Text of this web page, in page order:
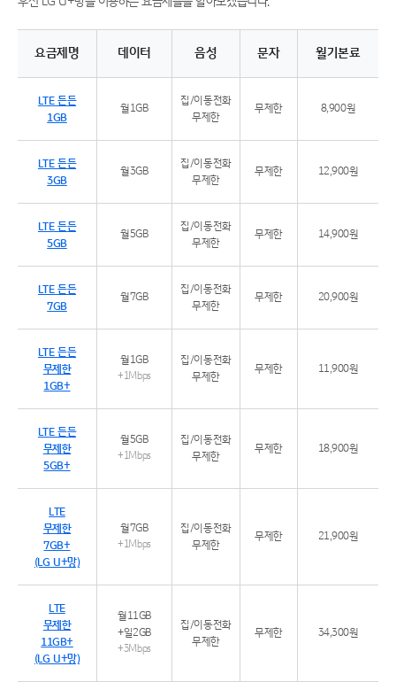
요금제명 데이터 음성 문자 월기본료
LTE 든든
1GB
월1GB
집/이동전화
무제한
무제한 8,900원
LTE 든든
3GB
월3GB
집/이동전화
무제한
무제한 12,900원
LTE 든든
5GB
월5GB
집/이동전화
무제한
무제한 14,900원
LTE 든든
7GB
월7GB
집/이동전화
무제한
무제한 20,900원
LTE 든든
무제한
1GB+
월1GB
+1Mbps
집/이동전화
무제한
무제한 11,900원
LTE 든든
무제한
5GB+
월5GB
+1Mbps
집/이동전화
무제한
무제한 18,900원
LTE
무제한
7GB+
(LG U+망)
월7GB
+1Mbps
집/이동전화
무제한
무제한 21,900원
LTE
무제한
11GB+
(LG U+망)
월11GB
+일2GB
+3Mbps
집/이동전화
무제한
무제한 34,300원